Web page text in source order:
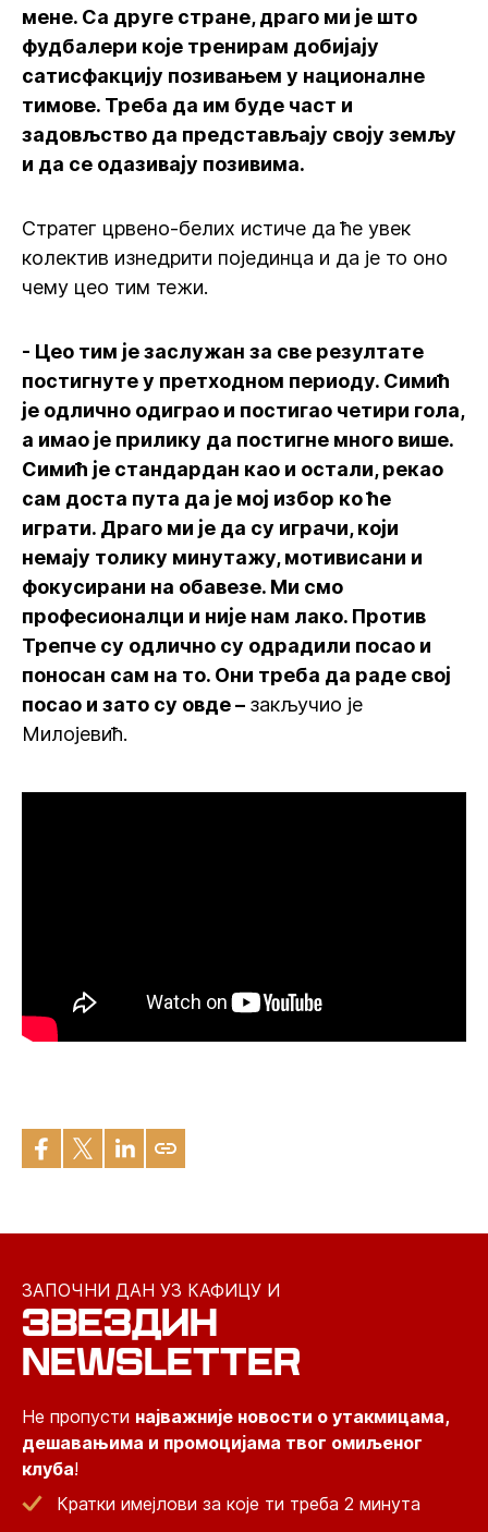
мене. Са друге стране, драго ми је што
фудбалери које тренирам добијају
сатисфакцију позивањем у националне
тимове. Треба да им буде част и
задовљство да представљају своју земљу
и да се одазивају позивима.
Стратег црвено-белих истиче да ће увек
колектив изнедрити појединца и да је то оно
чему цео тим тежи.
- Цео тим је заслужан за све резултате
постигнуте у претходном периоду. Симић
је одлично одиграо и постигао четири гола,
а имао је прилику да постигне много више.
Симић је стандардан као и остали, рекао
сам доста пута да је мој избор ко ће
играти. Драго ми је да су играчи, који
немају толику минутажу, мотивисани и
фокусирани на обавезе. Ми смо
професионалци и није нам лако. Против
Трепче су одлично су одрадили посао и
поносан сам на то. Они треба да раде свој
посао и зато су овде – закључио је
Милојевић.
ЗАПОЧНИ ДАН УЗ КАФИЦУ И
ЗВЕЗДИН
NEWSLETTER
Не пропусти најважније новости о утакмицама,
дешавањима и промоцијама твог омиљеног
клуба!
Кратки имејлови за које ти треба 2 минута